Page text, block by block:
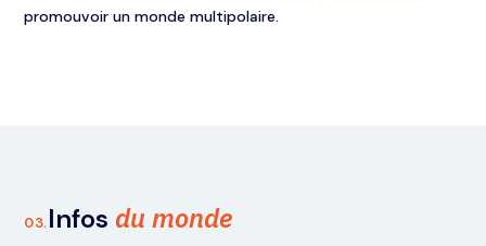
promouvoir un monde multipolaire.
03.Infos du monde